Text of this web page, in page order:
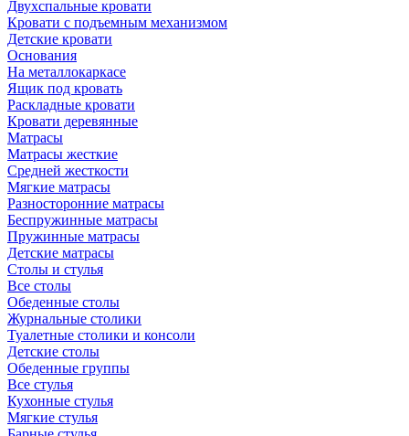
Двухспальные кровати
Кровати с подъемным механизмом
Детские кровати
Основания
На металлокаркасе
Ящик под кровать
Раскладные кровати
Кровати деревянные
Матрасы
Матрасы жесткие
Средней жесткости
Мягкие матрасы
Разносторонние матрасы
Беспружинные матрасы
Пружинные матрасы
Детские матрасы
Столы и стулья
Все столы
Обеденные столы
Журнальные столики
Туалетные столики и консоли
Детские столы
Обеденные группы
Все стулья
Кухонные стулья
Мягкие стулья